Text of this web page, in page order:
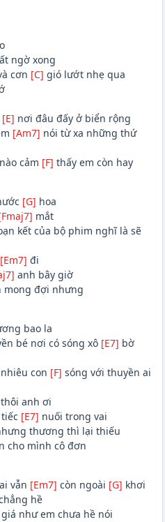
ngờ xong
cơn [C] gió lướt nhẹ qua
[E] nơi đâu đấy ở biển rộng
[Am7] nói từ xa những thứ
cảm [F] thấy em còn hay
[G] hoa
mắt
kết của bộ phim nghĩ là sẽ
[Em7] đi
anh bây giờ
mong đợi nhưng
bao la
bé nơi có sóng xô [E7] bờ
con [F] sóng với thuyền ai
anh ơi
[E7] nuối trong vai
thương thì lại thiếu
cho mình cô đơn
vẫn [Em7] còn ngoài [G] khơi
hề
như em chưa hề nói